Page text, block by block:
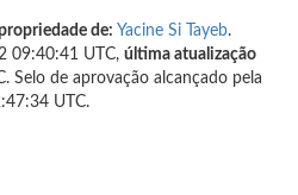
de: Yacine Si Tayeb.
09:40:41 UTC, última atualização
Selo de aprovação alcançado pela
UTC.